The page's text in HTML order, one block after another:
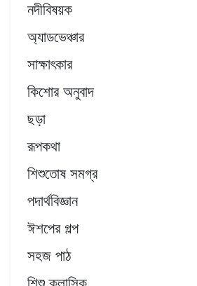
নদীবিষয়ক
অ্যাডভেঞ্চার
সাক্ষাৎকার
কিশোর অনুবাদ
ছড়া
রূপকথা
শিশুতোষ সমগ্র
পদার্থবিজ্ঞান
ঈশপের গল্প
সহজ পাঠ